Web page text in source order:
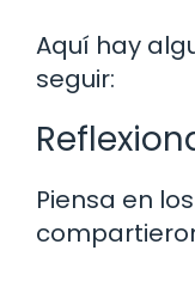
Aquí hay
seguir:
Piensa en